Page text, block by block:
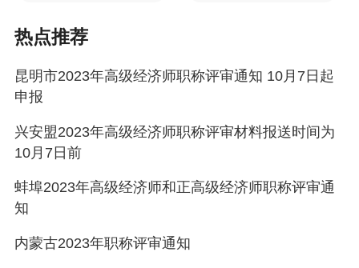
热点推荐
昆明市2023年高级经济师职称评审通知 10月7日起
申报
兴安盟2023年高级经济师职称评审材料报送时间为
10月7日前
蚌埠2023年高级经济师和正高级经济师职称评审通
知
内蒙古2023年职称评审通知